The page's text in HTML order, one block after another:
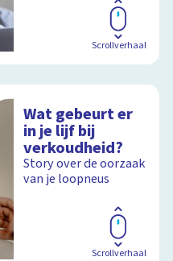
Scrollverhaal
Wat gebeurt er
in je lijf bij
verkoudheid?
Story over de oorzaak
van je loopneus
Scrollverhaal